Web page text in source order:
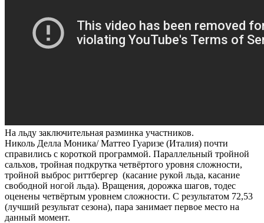
На льду заключительная разминка участников.
Николь Делла Моника/ Маттео Гуаризе (Италия) почти
справились с короткой программой. Параллельный тройной
сальхов, тройная подкрутка четвёртого уровня сложности,
тройной выброс риттбергер (касание рукой льда, касание
свободной ногой льда). Вращения, дорожка шагов, тодес
оценены четвёртым уровнем сложности. С результатом 72,53
(лучший результат сезона), пара занимает первое место на
данный момент.